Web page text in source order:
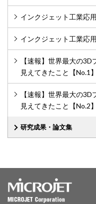
インクジェット工業応
インクジェット工業応
【速報】世界最大の
見えてきたこと【No.1】
【速報】世界最大の
見えてきたこと【No.2】
研究成果・論文集